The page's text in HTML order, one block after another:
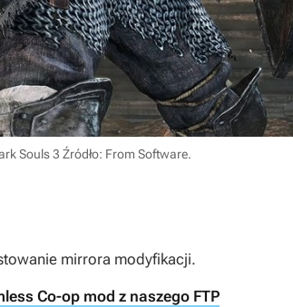
Souls 3 Źródło: From Software.
mirrora modyfikacji.
Co-op mod z naszego FTP